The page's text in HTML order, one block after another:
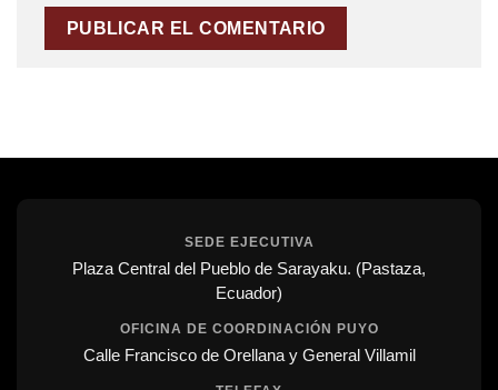
SEDE EJECUTIVA
Plaza Central del Pueblo de Sarayaku. (Pastaza,
Ecuador)
OFICINA DE COORDINACIÓN PUYO
Calle Francisco de Orellana y General Villamil